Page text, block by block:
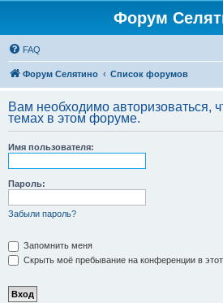
Форум
FAQ
Форум Селятино Список форумов
Вам необходимо авторизоваться,
темах в этом форуме.
Имя пользователя:
Пароль:
Забыли пароль?
Запомнить меня
Скрыть моё пребывание на конференции в